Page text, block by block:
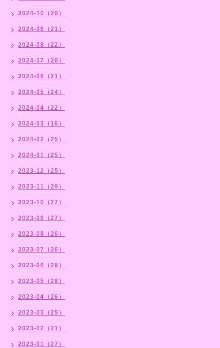
2024-10（20）
2024-09（21）
2024-08（22）
2024-07（20）
2024-06（21）
2024-05（24）
2024-04（22）
2024-03（16）
2024-02（25）
2024-01（25）
2023-12（25）
2023-11（29）
2023-10（27）
2023-09（27）
2023-08（26）
2023-07（26）
2023-06（28）
2023-05（28）
2023-04（26）
2023-03（25）
2023-02（21）
2023-01（27）